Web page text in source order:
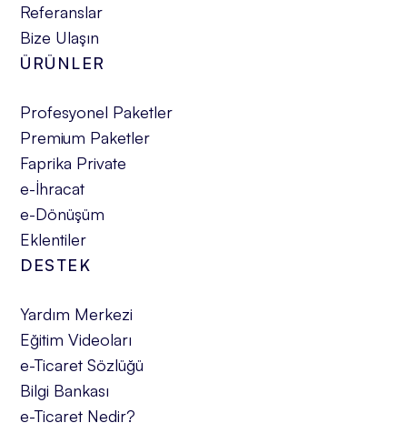
Referanslar
Bize Ulaşın
ÜRÜNLER
Profesyonel Paketler
Premium Paketler
Faprika Private
e-İhracat
e-Dönüşüm
Eklentiler
DESTEK
Yardım Merkezi
Eğitim Videoları
e-Ticaret Sözlüğü
Bilgi Bankası
e-Ticaret Nedir?